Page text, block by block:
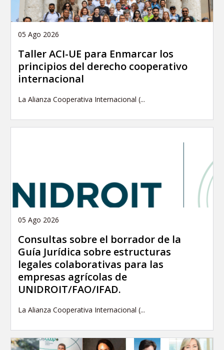
05 Ago 2026
Taller ACI-UE para Enmarcar los
principios del derecho cooperativo
internacional
La Alianza Cooperativa Internacional (...
05 Ago 2026
Consultas sobre el borrador de la
Guía Jurídica sobre estructuras
legales colaborativas para las
empresas agrícolas de
UNIDROIT/FAO/IFAD.
La Alianza Cooperativa Internacional (...